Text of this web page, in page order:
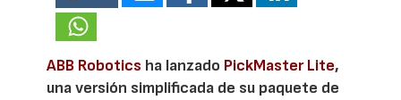
ABB Robotics ha lanzado PickMaster Lite,
una versión simplificada de su paquete de